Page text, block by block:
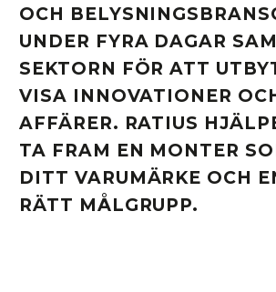
OCH
UNDER FYRA DAGAR
SEKTORN FÖR ATT
VISA INNOVATIONER
AFFÄRER. RATIUS
TA FRAM EN MONTER
DITT VARUMÄRKE OCH
RÄTT MÅLGRUPP.